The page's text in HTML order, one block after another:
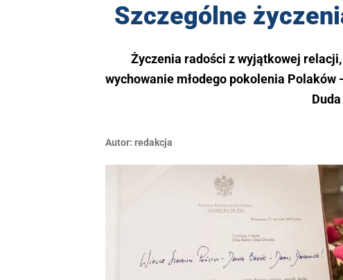
Szczególne
Życzenia radości z wyjątkowej
wychowanie młodego pokolenia
Autor: redakcja